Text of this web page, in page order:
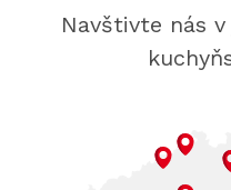
Navštivte nás